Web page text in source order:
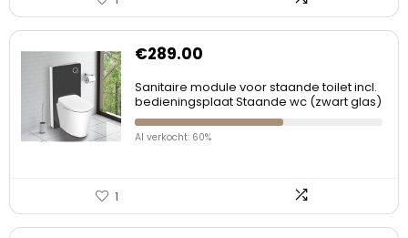
€289.00
Sanitaire module voor staande toilet incl.
bedieningsplaat Staande wc (zwart glas)
Al verkocht: 60%
1